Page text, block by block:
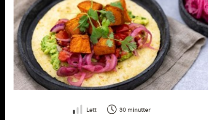
Lett 30 minutter